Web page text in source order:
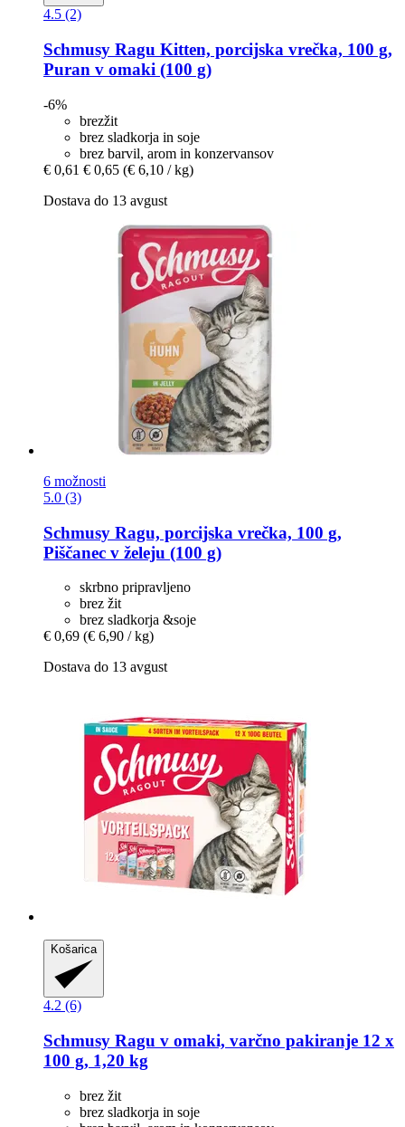
4.5 (2)
Schmusy Ragu Kitten, porcijska vrečka, 100 g,
Puran v omaki (100 g)
-6%
brezžit
brez sladkorja in soje
brez barvil, arom in konzervansov
€ 0,61 € 0,65 (€ 6,10 / kg)
Dostava do 13 avgust
6 možnosti
5.0 (3)
Schmusy Ragu, porcijska vrečka, 100 g,
Piščanec v želeju (100 g)
skrbno pripravljeno
brez žit
brez sladkorja &soje
€ 0,69 (€ 6,90 / kg)
Dostava do 13 avgust
Košarica
4.2 (6)
Schmusy Ragu v omaki, varčno pakiranje 12 x
100 g, 1,20 kg
brez žit
brez sladkorja in soje